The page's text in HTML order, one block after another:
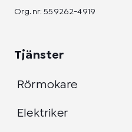
Org.nr: 559262-4919
Tjänster
Rörmokare
Elektriker